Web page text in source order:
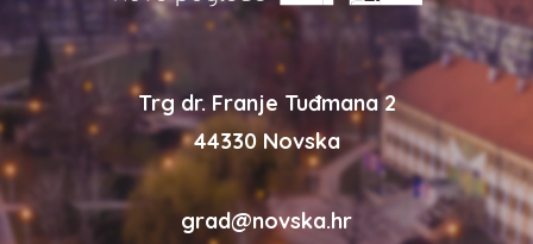
Trg dr. Franje Tuđmana 2
44330 Novska
grad@novska.hr